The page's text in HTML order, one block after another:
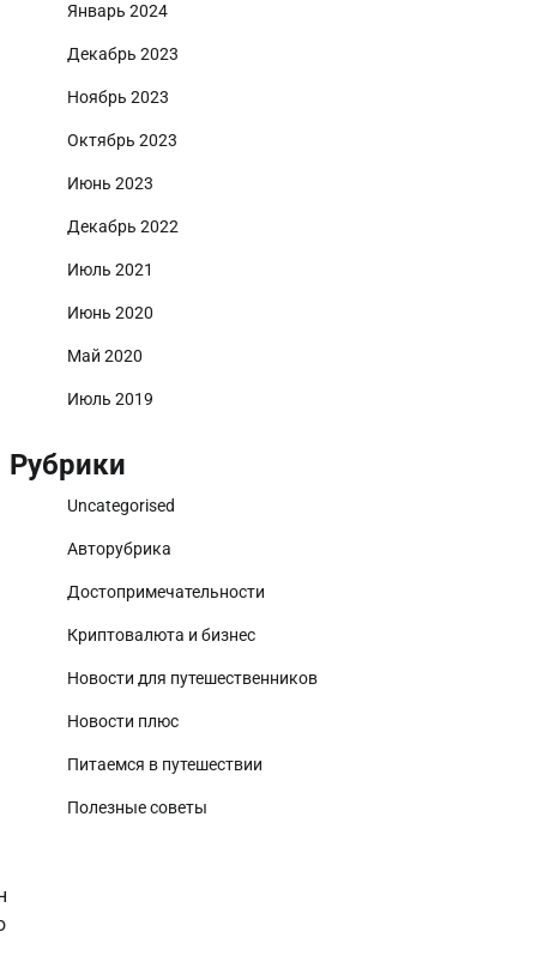
Январь 2024
Декабрь 2023
Ноябрь 2023
Октябрь 2023
Июнь 2023
Декабрь 2022
Июль 2021
Июнь 2020
Май 2020
Июль 2019
Рубрики
Uncategorised
Авторубрика
Достопримечательности
Криптовалюта и бизнес
Новости для путешественников
Новости плюс
Питаемся в путешествии
Полезные советы